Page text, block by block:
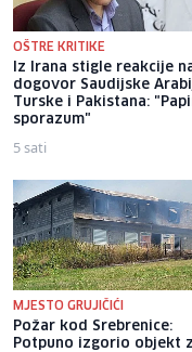
OŠTRE KRITIKE
Iz Irana stigle reakcije
dogovor Saudijske
Turske i Pakistana:
sporazum"
5 sati
MJESTO GRUJIČIĆI
Požar kod Srebrenice:
Potpuno izgorio objekt